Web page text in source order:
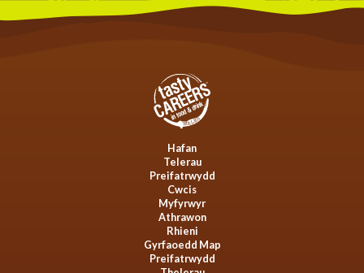
Hafan
Telerau
Preifatrwydd
Cwcis
Myfyrwyr
Athrawon
Rhieni
Gyrfaoedd Map
Preifatrwydd